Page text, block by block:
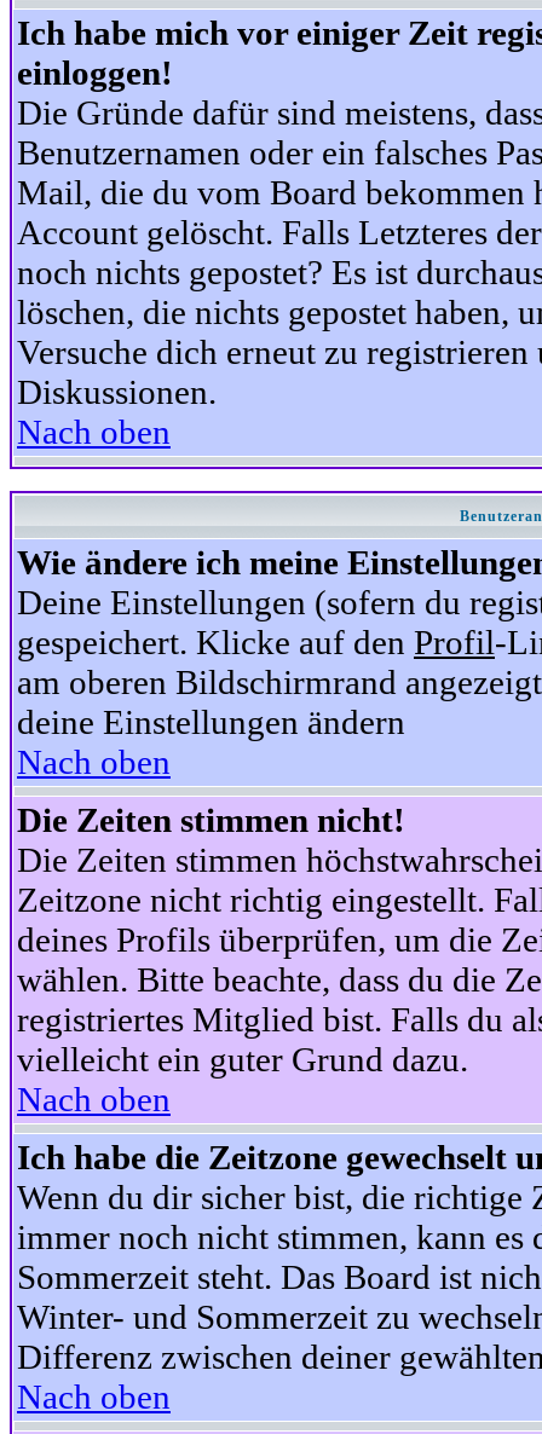
Ich habe mich vor einiger Zeit
einloggen!
Die Gründe dafür sind meistens,
Benutzernamen oder ein falsches
Mail, die du vom Board bekommen
Account gelöscht. Falls Letzteres
noch nichts gepostet? Es ist
löschen, die nichts gepostet haben,
Versuche dich erneut zu
Diskussionen.
Nach oben
Wie ändere ich meine
Deine Einstellungen (sofern du
gespeichert. Klicke auf den Profil-
am oberen Bildschirmrand
deine Einstellungen ändern
Nach oben
Die Zeiten stimmen nicht!
Die Zeiten stimmen
Zeitzone nicht richtig eingestellt.
deines Profils überprüfen, um die
wählen. Bitte beachte, dass du die
registriertes Mitglied bist. Falls du
vielleicht ein guter Grund dazu.
Nach oben
Ich habe die Zeitzone gewechselt
Wenn du dir sicher bist, die richtige
immer noch nicht stimmen, kann es
Sommerzeit steht. Das Board ist
Winter- und Sommerzeit zu
Differenz zwischen deiner
Nach oben